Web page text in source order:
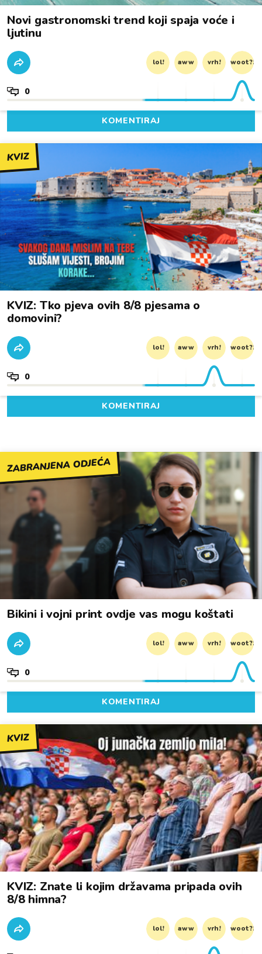
Novi gastronomski trend koji spaja voće i
ljutinu
lol! aww vrh! woot?!
0
KOMENTIRAJ
KVIZ
KVIZ: Tko pjeva ovih 8/8 pjesama o
domovini?
lol! aww vrh! woot?!
0
KOMENTIRAJ
ZABRANJENA ODJEĆA
Bikini i vojni print ovdje vas mogu koštati
lol! aww vrh! woot?!
0
KOMENTIRAJ
KVIZ
KVIZ: Znate li kojim državama pripada ovih
8/8 himna?
lol! aww vrh! woot?!